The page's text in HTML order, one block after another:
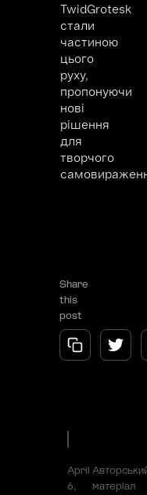
TwidGrotesk
стали
частиною
цього
руху,
пропонуючи
нові
рішення
для
творчого
Share
this
post
April
6,
матеріал